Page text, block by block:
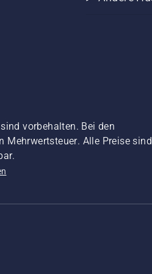
vorbehalten. Bei den
Mehrwertsteuer. Alle Preise sind